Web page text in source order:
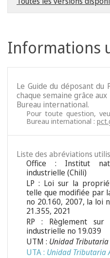
Informations
Le Guide du déposant du
chaque semaine grâce
Bureau international.
Pour toute question,
Bureau international :
Liste des abréviations
Office : Institut
industrielle (Chili)
LP : Loi sur la
telle que modifiée par
no 20.160, 2007, la loi
21.355, 2021
RP : Règlement
industrielle no 19.039
UTM : Unidad
UTA : Unidad Tributaria